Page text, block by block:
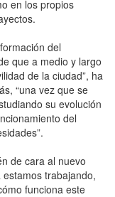
en los propios
del
que a medio y largo
de la ciudad”, ha
“una vez que se
su evolución
del
de cara al nuevo
trabajando,
funciona este